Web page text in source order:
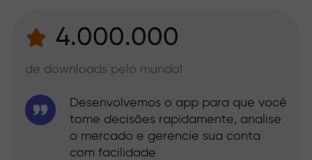
4.000.000
de downloads pelo mundo!
Desenvolvemos o app para que você
tome decisões rapidamente, analise
o mercado e gerencie sua conta
com facilidade